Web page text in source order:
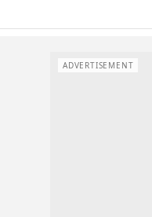
ADVERTISEMENT